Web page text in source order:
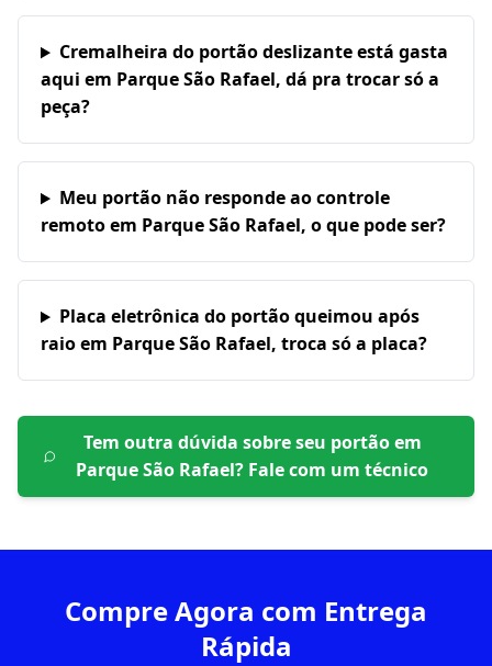
Cremalheira do portão deslizante está gasta
aqui em Parque São Rafael, dá pra trocar só a
peça?
Meu portão não responde ao controle
remoto em Parque São Rafael, o que pode ser?
Placa eletrônica do portão queimou após
raio em Parque São Rafael, troca só a placa?
Tem outra dúvida sobre seu portão em
Parque São Rafael? Fale com um técnico
Compre Agora com Entrega
Rápida